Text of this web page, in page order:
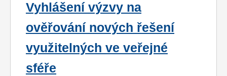
Vyhlášení výzvy na
ověřování nových řešení
využitelných ve veřejné
sféře